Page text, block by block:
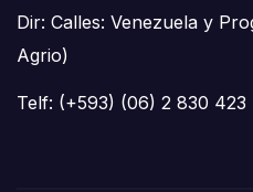
Dir: Calles: Venezuela y
Agrio)
Telf: (+593) (06) 2 830 423